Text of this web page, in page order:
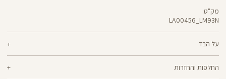
על הבד
החלפות והחזרות
מק"ט:
LA00456_LM93N